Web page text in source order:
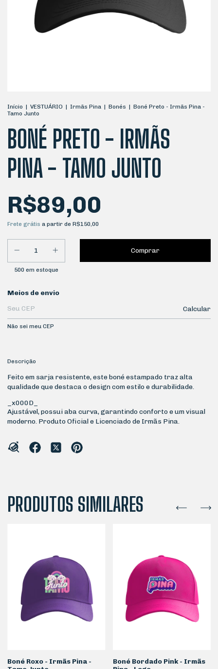
Início | VESTUÁRIO | Irmãs Pina | Bonés | Boné Preto - Irmãs Pina -
Tamo Junto
BONÉ PRETO - IRMÃS
PINA - TAMO JUNTO
R$89,00
Frete grátis a partir de R$150,00
500 em estoque
Entregas para o CEP:
Meios de envio
Calcular
Não sei meu CEP
Descrição
Feito em sarja resistente, este boné estampado traz alta
qualidade que destaca o design com estilo e durabilidade.
_x000D_
Ajustável, possui aba curva, garantindo conforto e um visual
moderno. Produto Oficial e Licenciado de Irmãs Pina.
PRODUTOS SIMILARES
Boné Roxo - Irmãs Pina -
Boné Bordado Pink - Irmãs